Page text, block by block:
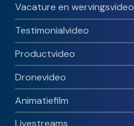
Vacature en wervingsvideo
Testimonialvideo
Productvideo
Dronevideo
Animatiefilm